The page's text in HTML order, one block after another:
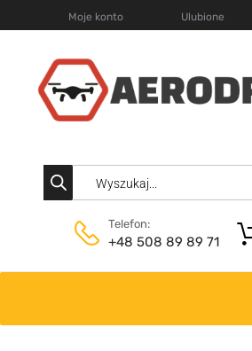
Moje konto Ulubione
Telefon:
+48 508 89 89 71